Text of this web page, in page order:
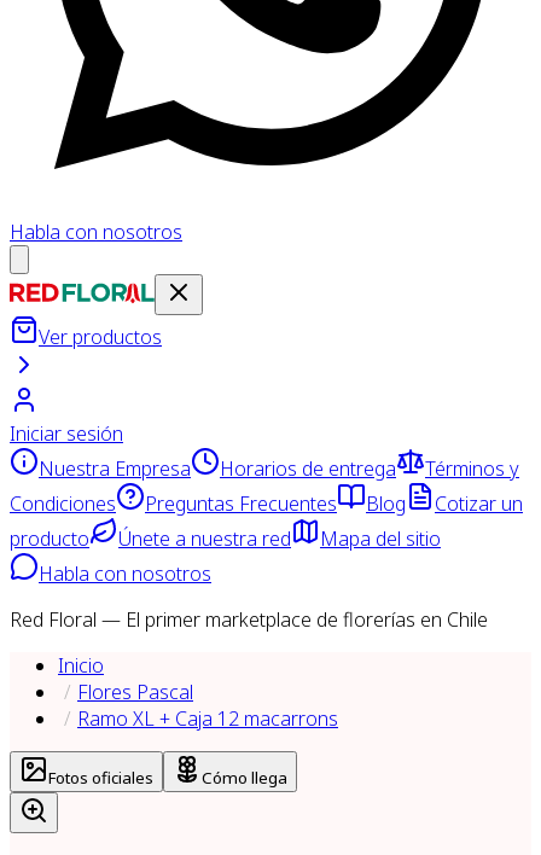
Habla con nosotros
Ver productos
Iniciar sesión
Nuestra Empresa
Horarios de entrega
Términos y
Condiciones
Preguntas Frecuentes Blog
Cotizar un
producto
Únete a nuestra red
Mapa del sitio
Habla con nosotros
Red Floral — El primer marketplace de florerías en Chile
Inicio
Flores Pascal
Ramo XL + Caja 12 macarrons
Fotos oficiales Cómo llega